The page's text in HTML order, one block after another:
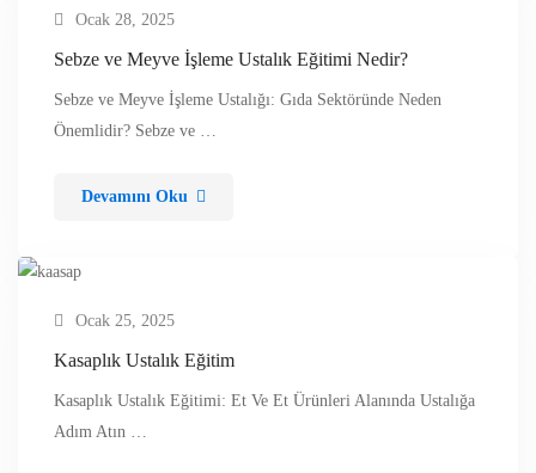
Ocak 28, 2025
Sebze ve Meyve İşleme Ustalık Eğitimi Nedir?
Sebze ve Meyve İşleme Ustalığı: Gıda Sektöründe Neden
Önemlidir? Sebze ve …
Devamını Oku
Ocak 25, 2025
Kasaplık Ustalık Eğitim
Kasaplık Ustalık Eğitimi: Et Ve Et Ürünleri Alanında Ustalığa
Adım Atın …